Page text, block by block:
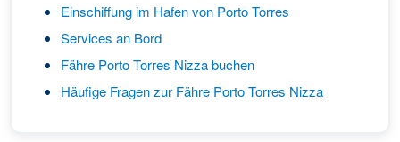
Einschiffung im Hafen von Porto Torres
Services an Bord
Fähre Porto Torres Nizza buchen
Häufige Fragen zur Fähre Porto Torres Nizza